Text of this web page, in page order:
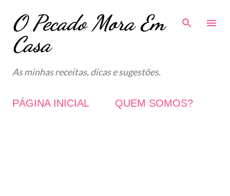
Avançar para o conteúdo principal
O Pecado Mora Em
Casa
As minhas receitas, dicas e sugestões.
PÁGINA INICIAL QUEM SOMOS?